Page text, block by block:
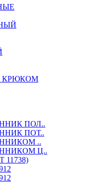
КРЮКОМ
ПОЛ..
ПОТ..
..
Ц..
11738)